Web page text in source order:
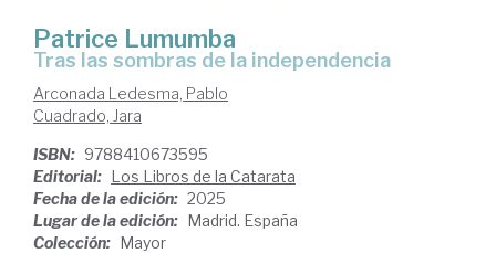
Patrice Lumumba
Tras las sombras de la independencia
Arconada Ledesma, Pablo
Cuadrado, Jara
ISBN: 9788410673595
Editorial: Los Libros de la Catarata
Fecha de la edición: 2025
Lugar de la edición: Madrid. España
Colección: Mayor